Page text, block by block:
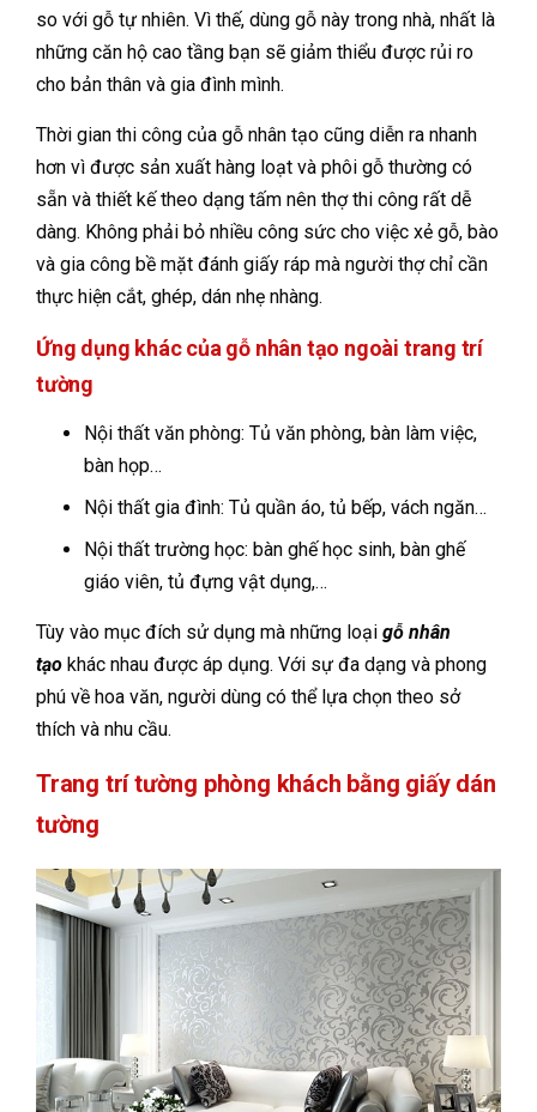
so với gỗ tự nhiên. Vì thế, dùng gỗ này trong nhà, nhất là
những căn hộ cao tầng bạn sẽ giảm thiểu được rủi ro
cho bản thân và gia đình mình.
Thời gian thi công của gỗ nhân tạo cũng diễn ra nhanh
hơn vì được sản xuất hàng loạt và phôi gỗ thường có
sẵn và thiết kế theo dạng tấm nên thợ thi công rất dễ
dàng. Không phải bỏ nhiều công sức cho việc xẻ gỗ, bào
và gia công bề mặt đánh giấy ráp mà người thợ chỉ cần
thực hiện cắt, ghép, dán nhẹ nhàng.
Ứng dụng khác của gỗ nhân tạo ngoài trang trí
tường
Nội thất văn phòng: Tủ văn phòng, bàn làm việc,
bàn họp…
Nội thất gia đình: Tủ quần áo, tủ bếp, vách ngăn…
Nội thất trường học: bàn ghế học sinh, bàn ghế
giáo viên, tủ đựng vật dụng,…
Tùy vào mục đích sử dụng mà những loại gỗ nhân
tạo khác nhau được áp dụng. Với sự đa dạng và phong
phú về hoa văn, người dùng có thể lựa chọn theo sở
thích và nhu cầu.
Trang trí tường phòng khách bằng giấy dán
tường